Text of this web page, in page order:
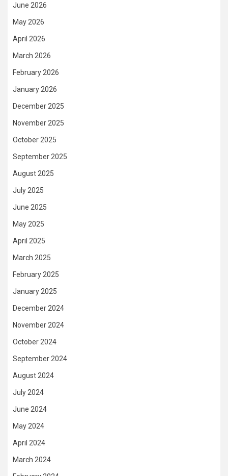
June 2026
May 2026
April 2026
March 2026
February 2026
January 2026
December 2025
November 2025
October 2025
September 2025
August 2025
July 2025
June 2025
May 2025
April 2025
March 2025
February 2025
January 2025
December 2024
November 2024
October 2024
September 2024
August 2024
July 2024
June 2024
May 2024
April 2024
March 2024